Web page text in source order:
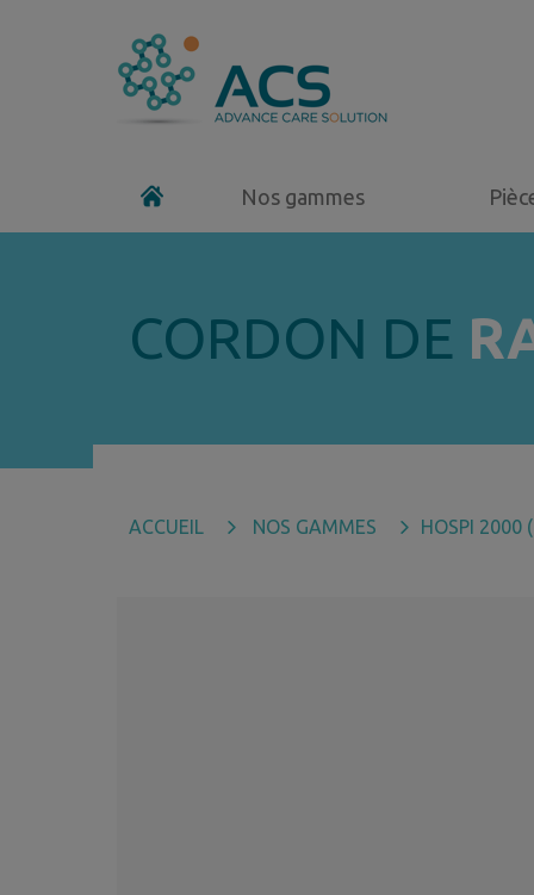
Nos gammes
CORDON DE
ACCUEIL NOS GAMMES HOSPI 2000